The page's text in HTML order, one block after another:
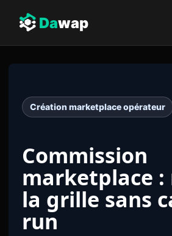
Dawap
Création marketplace opérateur
Commission
marketplace :
la grille sans
run